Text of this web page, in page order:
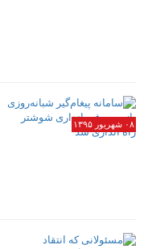
۰۸ شهریور ۱۳۹۵